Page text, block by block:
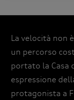
La velocità non
un percorso
portato la Casa
espressione
protagonista a